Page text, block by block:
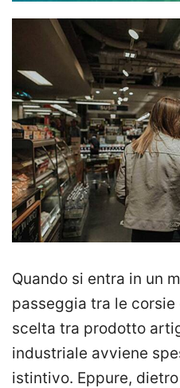
Quando si entra in un
passeggia tra le
scelta tra prodotto
industriale avviene
istintivo. Eppure,